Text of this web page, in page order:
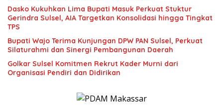
Dasko Kukuhkan Lima Bupati Masuk Perkuat Stuktur
Gerindra Sulsel, AIA Targetkan Konsolidasi hingga Tingkat
TPS
Bupati Wajo Terima Kunjungan DPW PAN Sulsel, Perkuat
Silaturahmi dan Sinergi Pembangunan Daerah
Golkar Sulsel Komitmen Rekrut Kader Murni dari
Organisasi Pendiri dan Didirikan